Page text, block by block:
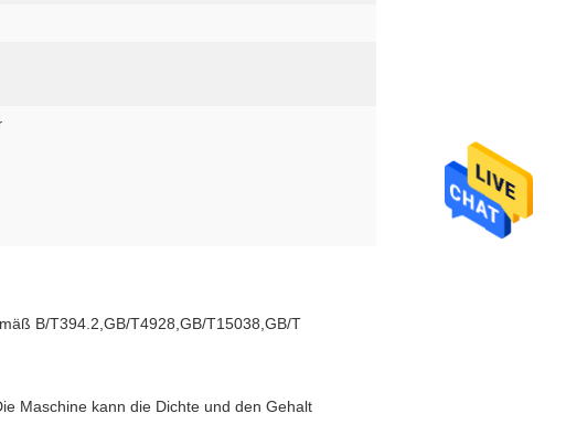
B/T394.2,GB/T4928,GB/T15038,GB/T
Maschine kann die Dichte und den Gehalt